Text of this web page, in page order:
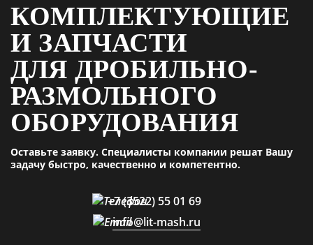
КОМПЛЕКТУЮЩИЕ
И ЗАПЧАСТИ
ДЛЯ ДРОБИЛЬНО-
РАЗМОЛЬНОГО
ОБОРУДОВАНИЯ
Оставьте заявку. Специалисты компании решат Вашу
задачу быстро, качественно и компетентно.
+7 (3522) 55 01 69
info@lit-mash.ru